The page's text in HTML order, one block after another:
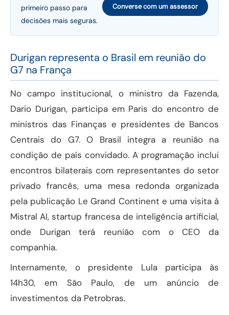
primeiro passo para
decisões mais seguras.
Converse com um assessor
Durigan representa o Brasil em reunião do
G7 na França
No campo institucional, o ministro da Fazenda,
Dario Durigan, participa em Paris do encontro de
ministros das Finanças e presidentes de Bancos
Centrais do G7. O Brasil integra a reunião na
condição de país convidado. A programação inclui
encontros bilaterais com representantes do setor
privado francês, uma mesa redonda organizada
pela publicação Le Grand Continent e uma visita à
Mistral AI, startup francesa de inteligência artificial,
onde Durigan terá reunião com o CEO da
companhia.
Internamente, o presidente Lula participa às
14h30, em São Paulo, de um anúncio de
investimentos da Petrobras.